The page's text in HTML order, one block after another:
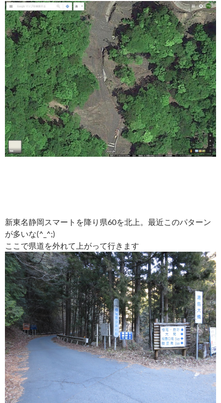
新東名静岡スマートを降り県60を北上。最近このパターン
が多いな(^_^;)
ここで県道を外れて上がって行きます